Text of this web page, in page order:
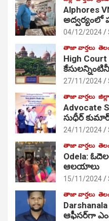
Alphores
అద్వర్యంలో
04/12/2024
తాజా వార్తలు
High
27/11/2024
తాజా వార్తలు
Advocate
సుధీర్
24/11/2024
తాజా వార్తలు
Odela:
ఆల‌యాలు
15/11/2024
తాజా వార్తలు
ఆఫీసర్‌గా